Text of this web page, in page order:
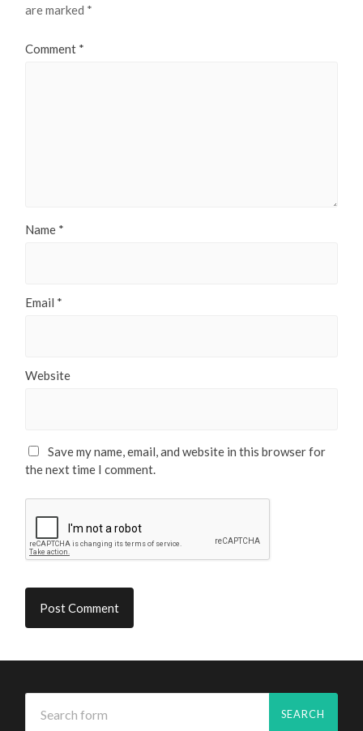
are marked *
Comment *
Name *
Email *
Website
Save my name, email, and website in this browser for
the next time I comment.